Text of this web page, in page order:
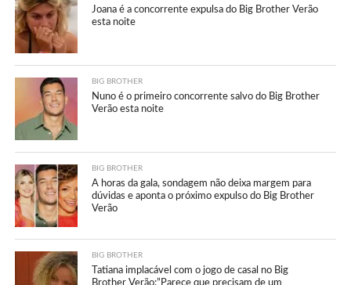
Joana é a concorrente expulsa do Big Brother Verão
esta noite
BIG BROTHER
Nuno é o primeiro concorrente salvo do Big Brother
Verão esta noite
BIG BROTHER
A horas da gala, sondagem não deixa margem para
dúvidas e aponta o próximo expulso do Big Brother
Verão
BIG BROTHER
Tatiana implacável com o jogo de casal no Big
Brother Verão:”Parece que precisam de um